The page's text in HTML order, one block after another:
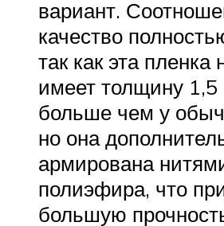
вариант.
качество
так как эта пленка
имеет толщину
больше чем у
но она
армирована
полиэфира, что
большую